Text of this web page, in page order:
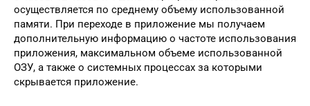
осуществляется по среднему объему использованной
памяти. При переходе в приложение мы получаем
дополнительную информацию о частоте использования
приложения, максимальном объеме использованной
ОЗУ, а также о системных процессах за которыми
скрывается приложение.